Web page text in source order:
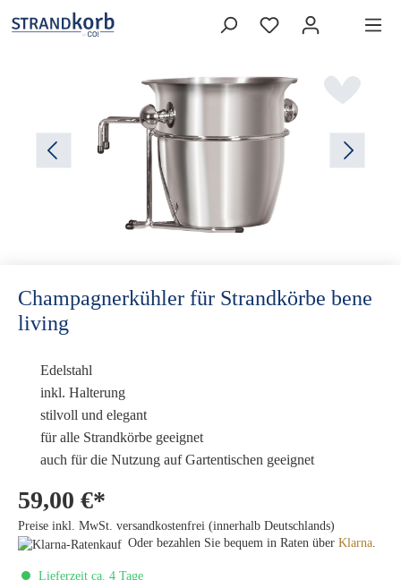
Champagnerkühler für Strandkörbe bene
living
Edelstahl
inkl. Halterung
stilvoll und elegant
für alle Strandkörbe geeignet
auch für die Nutzung auf Gartentischen geeignet
59,00 €*
Preise inkl. MwSt. versandkostenfrei (innerhalb Deutschlands)
Oder bezahlen Sie bequem in Raten über Klarna.
Lieferzeit ca. 4 Tage